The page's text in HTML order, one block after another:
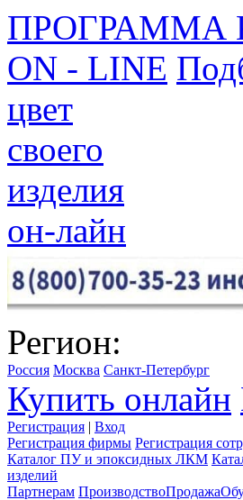
ПРОГРАММА
ON - LINE
цвет
своего
изделия
он-лайн
Регион:
Россия Москва Санкт-Петербург
Купить онлайн
Регистрация | Вход
Регистрация фирмы Регистрация
Каталог ПУ и эпоксидных ЛКМ
изделий
Партнерам ПроизводствоПродажа